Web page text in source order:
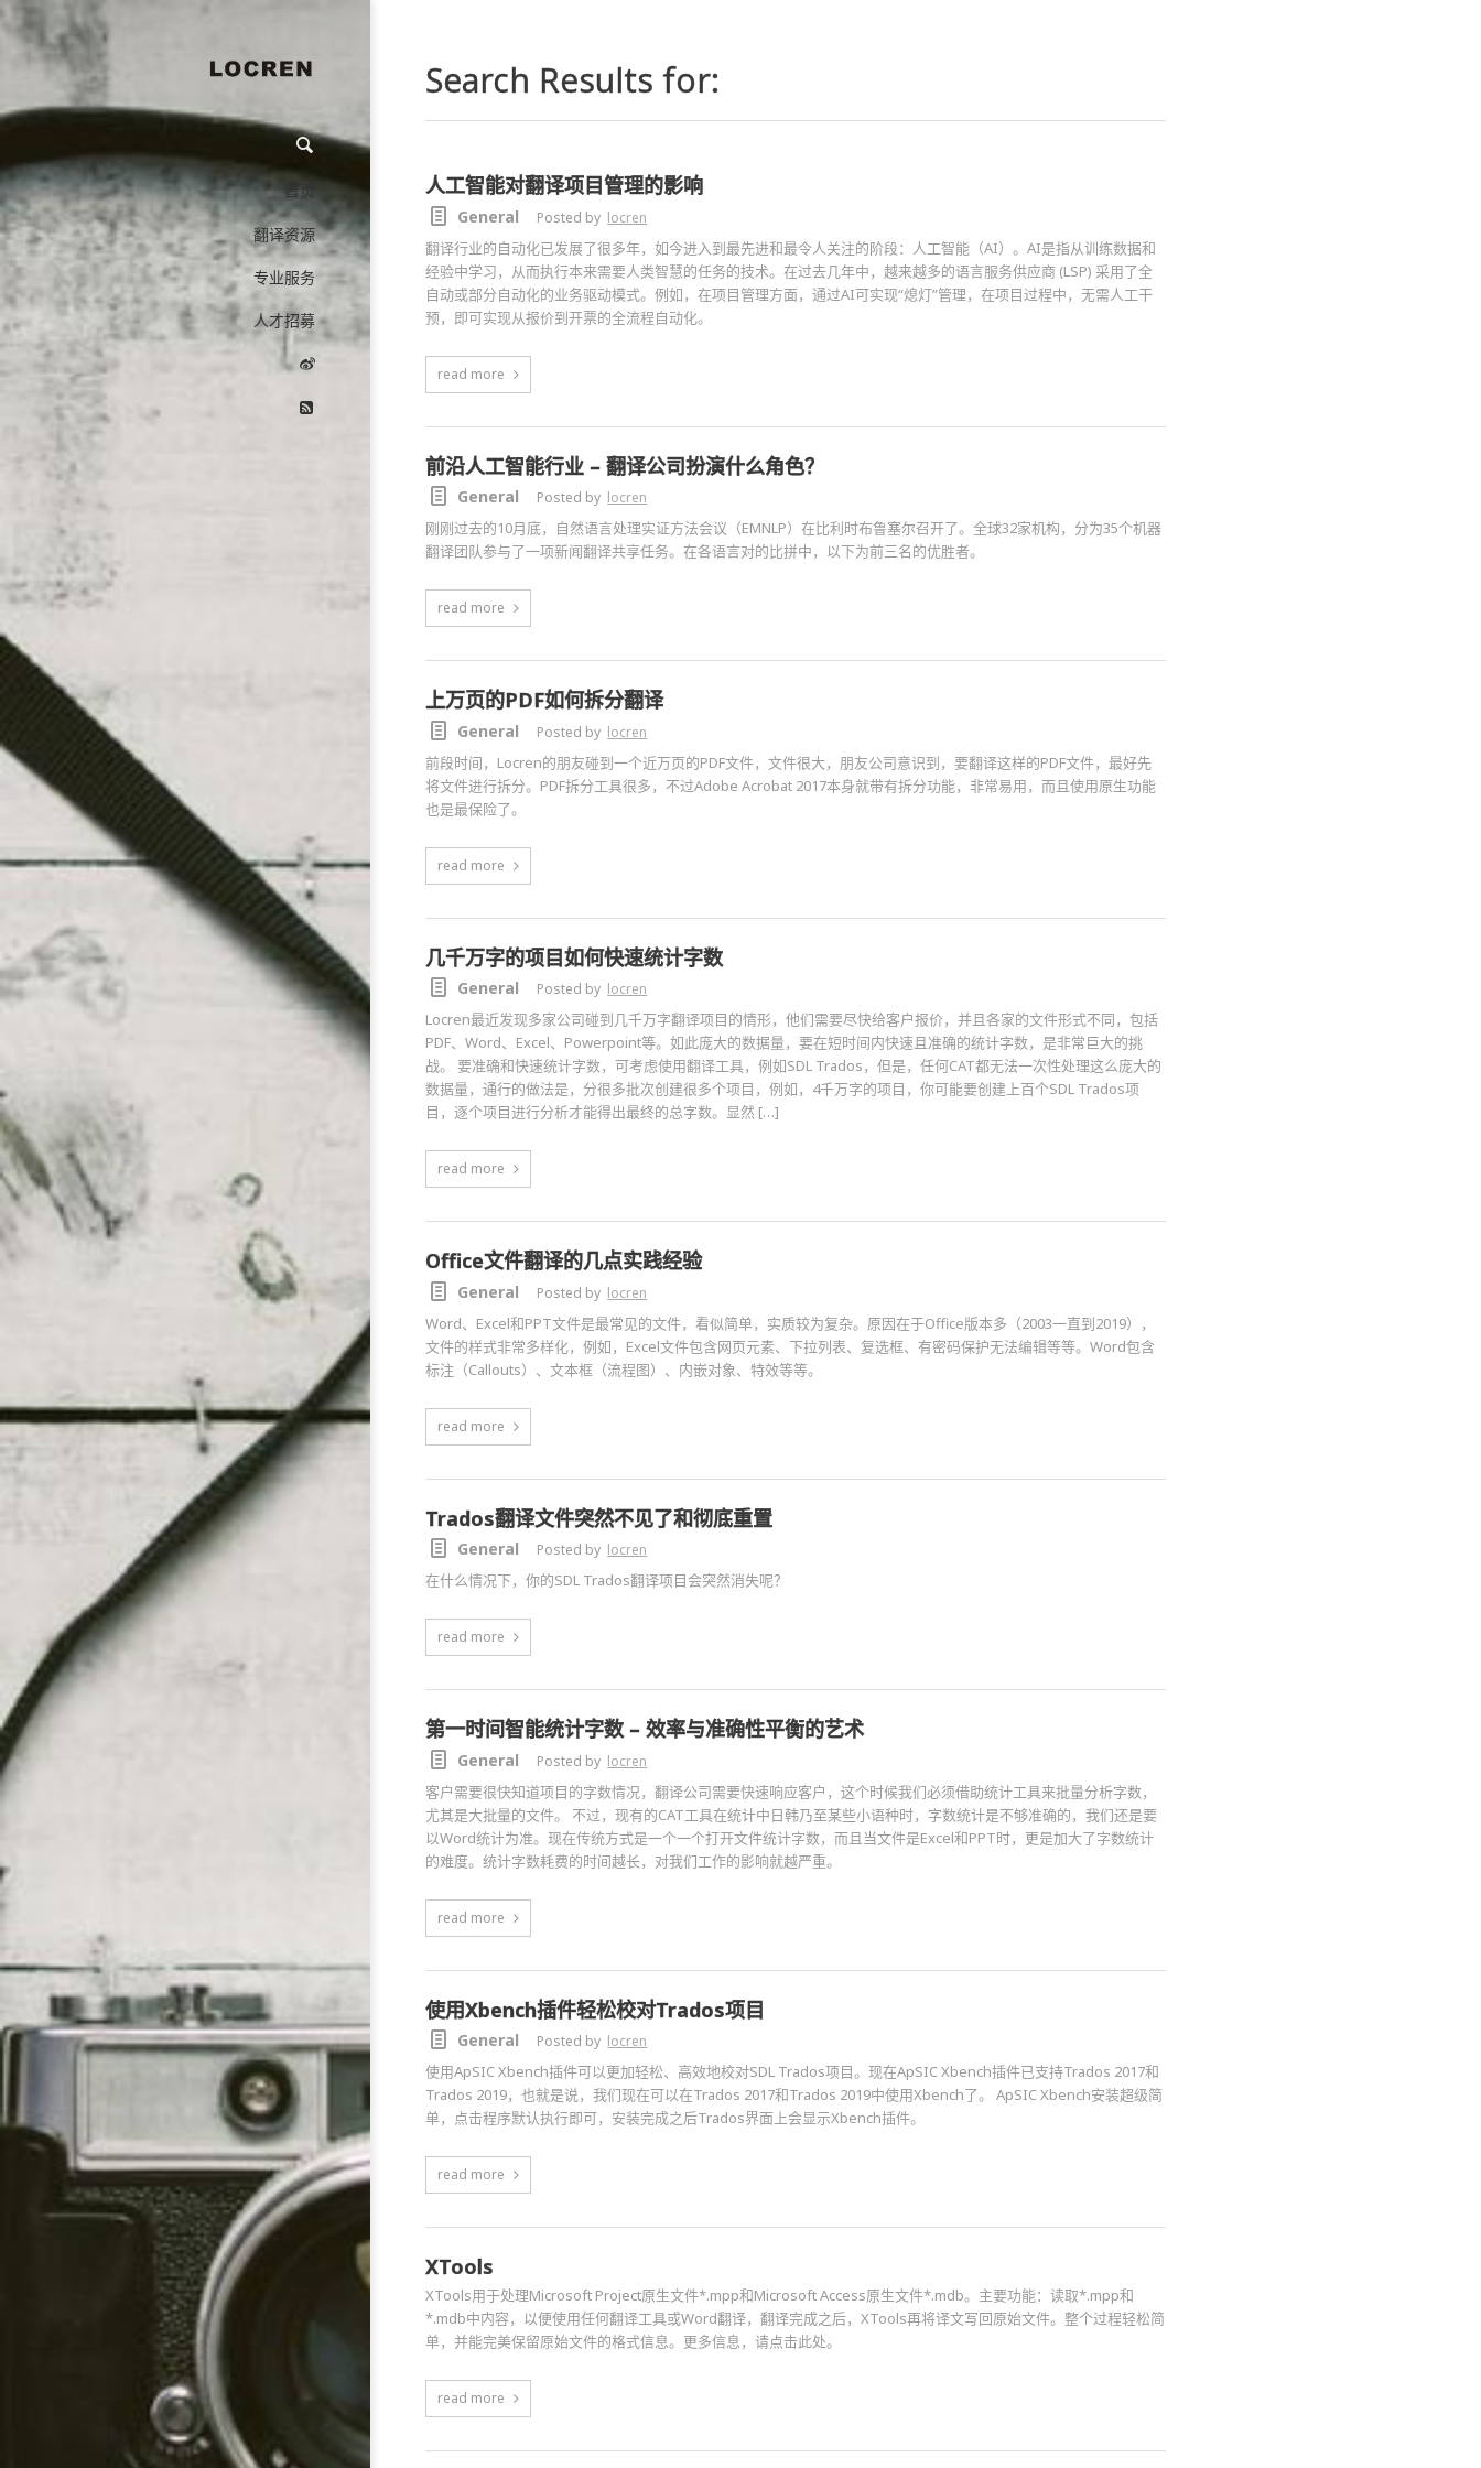
首页
翻译资源
专业服务
人才招募
Search Results for:
人工智能对翻译项目管理的影响
General Posted by locren
翻译行业的自动化已发展了很多年，如今进入到最先进和最令人关注的阶段：人工智能（AI）。AI是指从训练数据和
经验中学习，从而执行本来需要人类智慧的任务的技术。在过去几年中，越来越多的语言服务供应商 (LSP) 采用了全
自动或部分自动化的业务驱动模式。例如，在项目管理方面，通过AI可实现“熄灯”管理，在项目过程中，无需人工干
预，即可实现从报价到开票的全流程自动化。
read more
前沿人工智能行业 – 翻译公司扮演什么角色？
General Posted by locren
刚刚过去的10月底，自然语言处理实证方法会议（EMNLP）在比利时布鲁塞尔召开了。全球32家机构，分为35个机器
翻译团队参与了一项新闻翻译共享任务。在各语言对的比拼中，以下为前三名的优胜者。
read more
上万页的PDF如何拆分翻译
General Posted by locren
前段时间，Locren的朋友碰到一个近万页的PDF文件，文件很大，朋友公司意识到，要翻译这样的PDF文件，最好先
将文件进行拆分。PDF拆分工具很多，不过Adobe Acrobat 2017本身就带有拆分功能，非常易用，而且使用原生功能
也是最保险了。
read more
几千万字的项目如何快速统计字数
General Posted by locren
Locren最近发现多家公司碰到几千万字翻译项目的情形，他们需要尽快给客户报价，并且各家的文件形式不同，包括
PDF、Word、Excel、Powerpoint等。如此庞大的数据量，要在短时间内快速且准确的统计字数，是非常巨大的挑
战。 要准确和快速统计字数，可考虑使用翻译工具，例如SDL Trados，但是，任何CAT都无法一次性处理这么庞大的
数据量，通行的做法是，分很多批次创建很多个项目，例如，4千万字的项目，你可能要创建上百个SDL Trados项
目，逐个项目进行分析才能得出最终的总字数。显然 […]
read more
Office文件翻译的几点实践经验
General Posted by locren
Word、Excel和PPT文件是最常见的文件，看似简单，实质较为复杂。原因在于Office版本多（2003一直到2019），
文件的样式非常多样化，例如，Excel文件包含网页元素、下拉列表、复选框、有密码保护无法编辑等等。Word包含
标注（Callouts）、文本框（流程图）、内嵌对象、特效等等。
read more
Trados翻译文件突然不见了和彻底重置
General Posted by locren
在什么情况下，你的SDL Trados翻译项目会突然消失呢？
read more
第一时间智能统计字数 – 效率与准确性平衡的艺术
General Posted by locren
客户需要很快知道项目的字数情况，翻译公司需要快速响应客户，这个时候我们必须借助统计工具来批量分析字数，
尤其是大批量的文件。 不过，现有的CAT工具在统计中日韩乃至某些小语种时，字数统计是不够准确的，我们还是要
以Word统计为准。现在传统方式是一个一个打开文件统计字数，而且当文件是Excel和PPT时，更是加大了字数统计
的难度。统计字数耗费的时间越长，对我们工作的影响就越严重。
read more
使用Xbench插件轻松校对Trados项目
General Posted by locren
使用ApSIC Xbench插件可以更加轻松、高效地校对SDL Trados项目。现在ApSIC Xbench插件已支持Trados 2017和
Trados 2019，也就是说，我们现在可以在Trados 2017和Trados 2019中使用Xbench了。 ApSIC Xbench安装超级简
单，点击程序默认执行即可，安装完成之后Trados界面上会显示Xbench插件。
read more
XTools
XTools用于处理Microsoft Project原生文件*.mpp和Microsoft Access原生文件*.mdb。主要功能：读取*.mpp和
*.mdb中内容，以便使用任何翻译工具或Word翻译，翻译完成之后，XTools再将译文写回原始文件。整个过程轻松简
单，并能完美保留原始文件的格式信息。更多信息，请点击此处。
read more